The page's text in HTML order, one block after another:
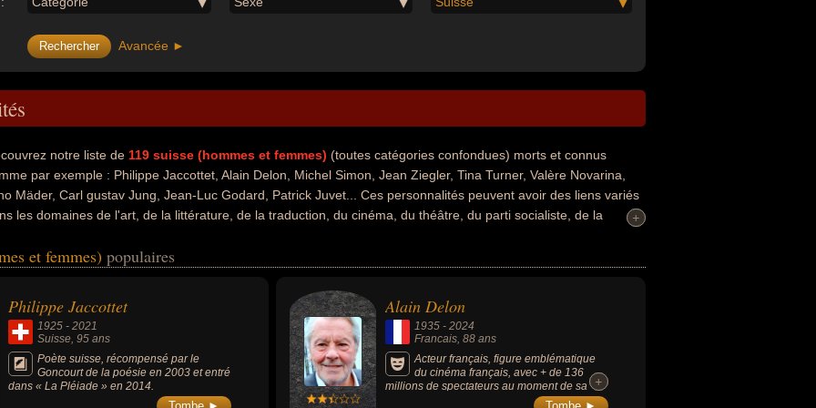
Avancée ►
notre liste de 119 suisse (hommes et femmes) (toutes catégories confondues) morts et connus
par exemple : Philippe Jaccottet, Alain Delon, Michel Simon, Jean Ziegler, Tina Turner, Valère Novarina,
Mäder, Carl gustav Jung, Jean-Luc Godard, Patrick Juvet... Ces personnalités peuvent avoir des liens variés
les domaines de l'art, de la littérature, de la traduction, du cinéma, du théâtre, du parti socialiste, de la
sexy, de la peinture, de la photographie, du cyclisme, du cyclisme sur route, du sport ou de la pop. Ces
acteur, cinéaste, homme d'affaire, producteur, producteur de cinéma, altermondialiste, auteur d'ouvrages
municipal, écrivain scientifique, homme d'état, homme politique, militant, militant des droits de l'homme,
sociologue, chanteur, chanteur de rhythm and blues, chanteur de rock, danseur, musicien, dramaturge,
en scène, peintre, photographe, coureur cycliste, sportif, médecin, critique de cinéma, dialoguiste, monteur,
de pop, chanteur de variétés, compositeur, compositeur de variétés, mannequin ou pianiste. En ce qui
au moment de leurs morts, ils peuvent avoir été francais ou américain par exemple.
+
+
et femmes) populaires
Philippe Jaccottet
1925 - 2021
Suisse, 95 ans
Poète suisse, récompensé par le
Goncourt de la poésie en 2003 et entré
dans « La Pléiade » en 2014.
Alain Delon
1935 -2024
Francais, 88 ans
Acteur français, figure emblématique
du cinéma français, avec + de 136
millions de spectateurs au moment de sa
mort, il est l'un des acteurs ayant enregistré
+
+